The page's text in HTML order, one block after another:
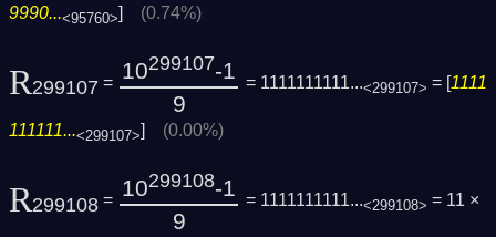
9990...<95760>] (0.74%)
R299107 = 10299107-1
9
= 1111111111...<299107> = [1111
111111...<299107>] (0.00%)
R299108 = 10299108-1
9
= 1111111111...<299108> = 11 ×